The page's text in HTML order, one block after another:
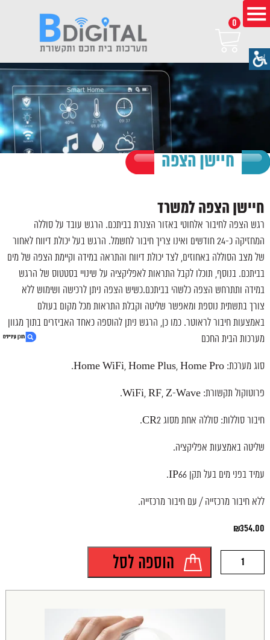
2. בונה או משפץ? קבל הצעת מחיר אטרקטיבית
4. נגישות אתר
0
חיישן הצפה
חיישן הצפה למשרד
רגש הצפה לחיבור אלחוטי באזור הצנרת בביתכם. הרגש עובד על סוללה
המחזיקה כ-24 חודשים ואינו צריך חיבור לחשמל. הרגש בעל יכולת דיווח לאחור
של מצב הסוללה באחוזים, לצד יכולת דיווח והתראה במידה וקיימת הצפה של מים
בביתכם. בנוסף, תוכלו לקבל התראות לאפליקציה על שינויי בסטטוס של הרגש
במידה ותתרחש הצפה כלשהי בביתכם.כשיש הצפה ניתן לרכישה ושימוש ללא
צורך בתשתית נוספת ומאפשר שליטה וקבלת התראות מכל מקום בעולם
באמצעות חיבור לראוטר. כמו כן, הרגש ניתן להוספה כאחד האביזרים בתוך מגוון
מערכות הבית החכם
סוג מערכת: Home WiFi, Home Plus, Home Pro.
פרוטוקול תקשורת: WiFi, RF, Z-Wave.
חיבור סוללות: סוללה אחת מסוג CR2.
שליטה באמצעות אפליקציה.
עמיד בפני מים בעל תקן IP66.
ללא חיבור מרכזייה / עם חיבור מרכזייה.
₪354.00
הצפה
הוספה לסל